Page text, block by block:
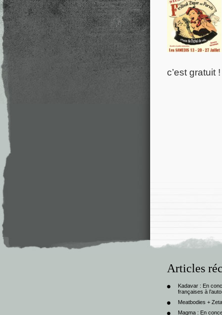
c’est gratuit
Articles
Kadavar : En
françaises à
Meatbodies +
Magma : En